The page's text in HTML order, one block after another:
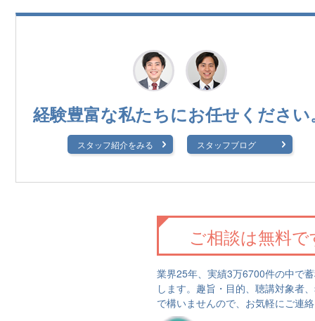
経験豊富な私たちにお任せください
スタッフ紹介をみる スタッフブログ
ご相談は無料で
業界25年、実績3万6700件の中で
します。趣旨・目的、聴講対象者
で構いませんので、お気軽にご連